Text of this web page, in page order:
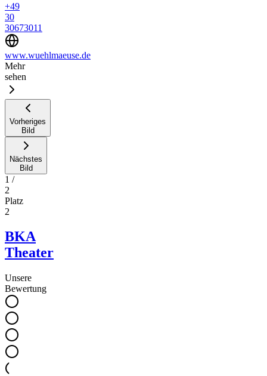
+49
30
30673011
www.wuehlmaeuse.de
Mehr
sehen
Vorheriges
Bild
Nächstes
Bild
1 /
2
Platz
2
BKA
Theater
Unsere
Bewertung